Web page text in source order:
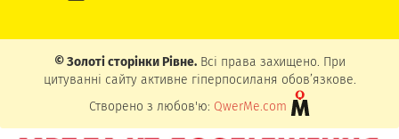
© Золоті сторінки Рівне.Всі права захищено. При
цитуванні сайту активне гіперпосиланя обов’язкове.
Створено з любов'ю: QwerMe.com